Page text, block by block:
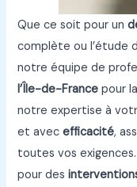
Que ce soit pour un
complète ou l’étude
notre équipe de
l’Île-de-France pour
notre expertise à
et avecefficacité,
toutes vos
pour des